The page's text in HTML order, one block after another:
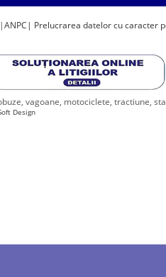
ANPC | Prelucrarea datelor cu caracter
vagoane, motociclete, tractiune,
Design